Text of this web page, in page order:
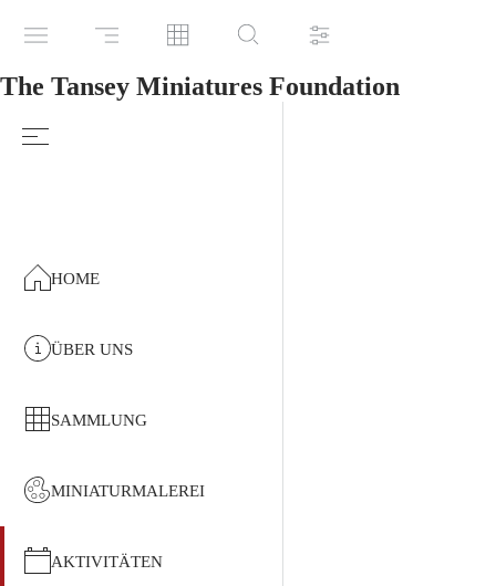
The Tansey Miniatures Foundation
HOME
ÜBER UNS
SAMMLUNG
MINIATURMALEREI
AKTIVITÄTEN